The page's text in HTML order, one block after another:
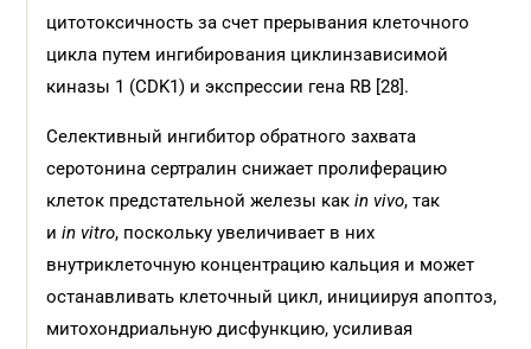
цитотоксичность за счет прерывания клеточного
цикла путем ингибирования циклинзависимой
киназы 1 (CDK1) и экспрессии гена RB [28].
Селективный ингибитор обратного захвата
серотонина сертралин снижает пролиферацию
клеток предстательной железы какin vivo, так
иin vitro, поскольку увеличивает в них
внутриклеточную концентрацию кальция и может
останавливать клеточный цикл, инициируя апоптоз,
митохондриальную дисфункцию, усиливая